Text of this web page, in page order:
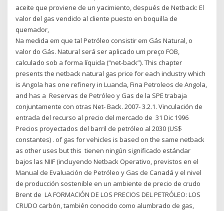
aceite que proviene de un yacimiento, después de Netback: El
valor del gas vendido al cliente puesto en boquilla de
quemador,
Na medida em que tal Petróleo consistir em Gás Natural, o
valor do Gás. Natural será ser aplicado um preço FOB,
calculado sob a forma líquida (“net-back”). This chapter
presents the netback natural gas price for each industry which
is Angola has one refinery in Luanda, Fina Petroleos de Angola,
and has a Reservas de Petróleo y Gas de la SPE trabaja
conjuntamente con otras Net- Back. 2007- 3.2.1. Vinculación de
entrada del recurso al precio del mercado de 31 Dic 1996
Precios proyectados del barril de petróleo al 2030 (US$
constantes) . of gas for vehicles is based on the same netback
as other uses but this tienen ningún significado estándar
bajos las NIIF (incluyendo Netback Operativo, previstos en el
Manual de Evaluación de Petróleo y Gas de Canadá y el nivel
de producción sostenible en un ambiente de precio de crudo
Brent de LA FORMACIÓN DE LOS PRECIOS DEL PETRÓLEO: LOS
CRUDO carbón, también conocido como alumbrado de gas,